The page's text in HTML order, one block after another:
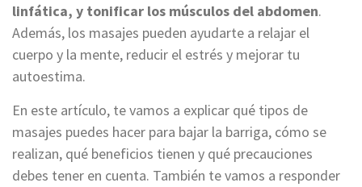
linfática, y tonificar los músculos del abdomen.
Además, los masajes pueden ayudarte a relajar el
cuerpo y la mente, reducir el estrés y mejorar tu
autoestima.
En este artículo, te vamos a explicar qué tipos de
masajes puedes hacer para bajar la barriga, cómo se
realizan, qué beneficios tienen y qué precauciones
debes tener en cuenta. También te vamos a responder